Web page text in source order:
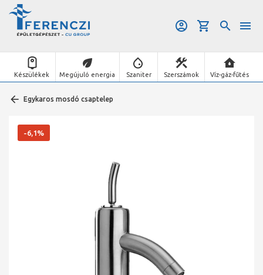
Készülékek Megújuló energia Szaniter Szerszámok Víz-gáz-fűtés
Egykaros mosdó csaptelep
-6,1%